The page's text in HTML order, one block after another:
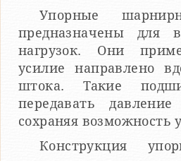
Упорные
предназначены для
нагрузок. Они
усилие направлено
штока. Такие
передавать
сохраняя возможность
Конструкция